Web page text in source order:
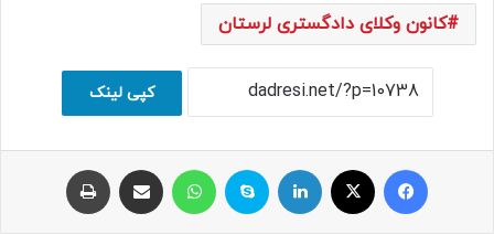
کانون وکلای دادگستری لرستان
کپی لینک
فیسبوک ایکس لینکداین اسکایپ واتس آپ اشتراک با ایمیل